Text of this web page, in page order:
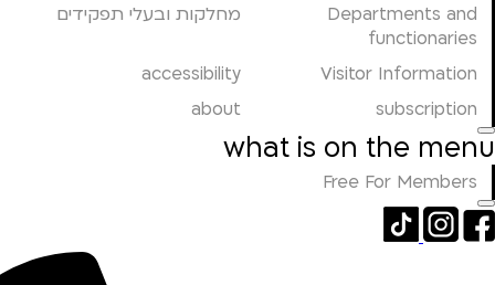
Departments and
functionaries
מחלקות ובעלי תפקידים
Visitor Information
accessibility
subscription
about
what is on the menu
Free For Members